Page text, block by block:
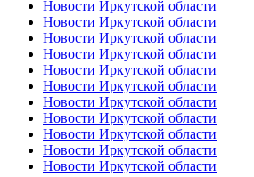
Новости Иркутской области
Новости Иркутской области
Новости Иркутской области
Новости Иркутской области
Новости Иркутской области
Новости Иркутской области
Новости Иркутской области
Новости Иркутской области
Новости Иркутской области
Новости Иркутской области
Новости Иркутской области